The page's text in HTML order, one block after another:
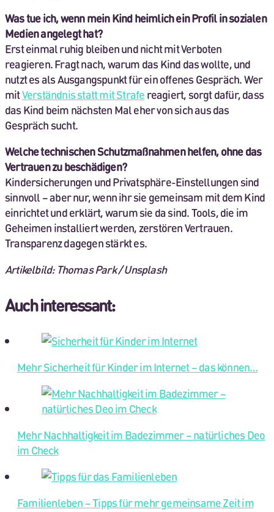
Was tue ich, wenn mein Kind heimlich ein Profil in sozialen
Medien angelegt hat?
Erst einmal ruhig bleiben und nicht mit Verboten
reagieren. Fragt nach, warum das Kind das wollte, und
nutzt es als Ausgangspunkt für ein offenes Gespräch. Wer
mitVerständnis statt mit Strafe reagiert, sorgt dafür, dass
das Kind beim nächsten Mal eher von sich aus das
Gespräch sucht.
Welche technischen Schutzmaßnahmen helfen, ohne das
Vertrauen zu beschädigen?
Kindersicherungen und Privatsphäre-Einstellungen sind
sinnvoll – aber nur, wenn ihr sie gemeinsam mit dem Kind
einrichtet und erklärt, warum sie da sind. Tools, die im
Geheimen installiert werden, zerstören Vertrauen.
Transparenz dagegen stärkt es.
Artikelbild: Thomas Park / Unsplash
Auch interessant:
Mehr Sicherheit für Kinder im Internet – das können…
Mehr Nachhaltigkeit im Badezimmer – natürliches Deo
im Check
Familienleben – Tipps für mehr gemeinsame Zeit im